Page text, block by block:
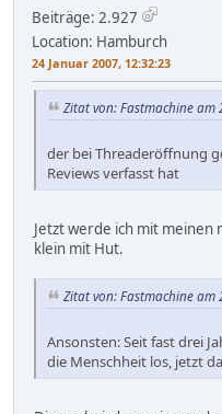
Beiträge: 2.927
Location: Hamburch
24 Januar 2007, 12:32:23
Zitat von: Fastmachine am
der bei Threaderöffnung
Reviews verfasst hat
Jetzt werde ich mit meinen
klein mit Hut.
Zitat von: Fastmachine am
Ansonsten: Seit fast drei
die Menschheit los, jetzt